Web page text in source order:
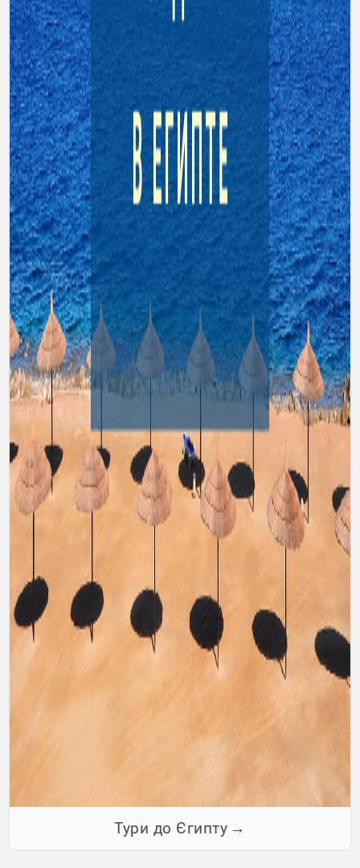
Тури до Єгипту